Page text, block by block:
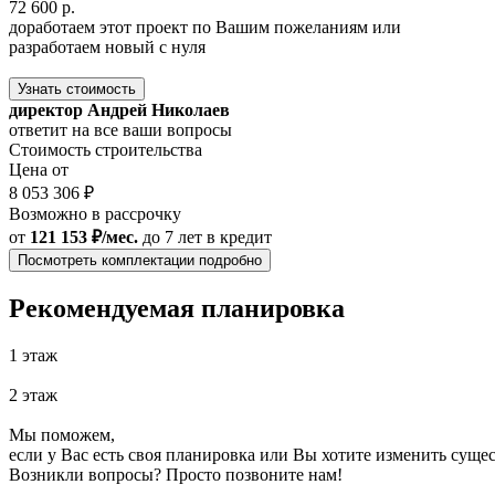
72 600 р.
доработаем этот проект по Вашим пожеланиям или
разработаем новый с нуля
Узнать стоимость
директор Андрей Николаев
ответит на все ваши вопросы
Стоимость строительства
Цена от
8 053 306 ₽
Возможно в рассрочку
от 121 153 ₽/мес. до 7 лет в кредит
Посмотреть комплектации подробно
Рекомендуемая планировка
1 этаж
2 этаж
Мы поможем,
если у Вас есть своя планировка или Вы хотите изменить
Возникли вопросы? Просто позвоните нам!